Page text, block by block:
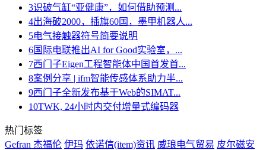
3识破气缸“亚健康”，如何借助预测...
4出海破2000，插旗60国，墨甲机器人...
5电气接触器符号简要说明
6国际电联推出AI for Good实验室，...
7西门子Eigen工程智能体中国首发首...
8案例分享 | ifm智能传感体系助力半...
9西门子全新发布基于Web的SIMAT...
10TWK, 24小时内交付增量式编码器
热门标签
Gefran 杰福伦 伊玛 依诺信(item)资讯 威琅电气贸易 皮尔磁安